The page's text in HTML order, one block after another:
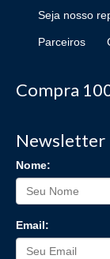
Seja nosso
Parceiros
Compra
Newsletter
Nome:
Email: